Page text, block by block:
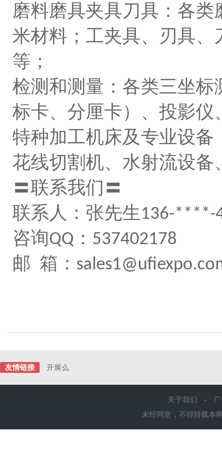
磨料磨具夹具刀具：各
米材料；工夹具、刃具
等；
检测和测量：各类三坐
标卡、分厘卡）、投影仪
特种加工机床及专业设
花线切割机、水射流设备
〓联系我们〓
联系人：张先生136-****-
咨询QQ ： 537402178
邮 箱：
友情链接 开展么
关于我们 -
未经同意，不得转载本